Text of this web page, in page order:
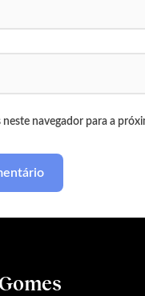
navegador para a